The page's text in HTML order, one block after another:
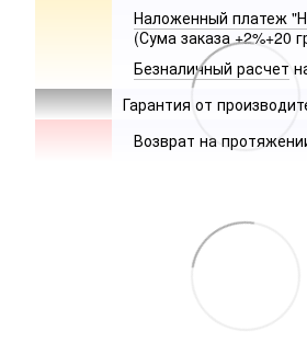
Наложенный платеж
(Сума заказа +2%+20
Безналичный расчет
Гарантия от
Возврат на